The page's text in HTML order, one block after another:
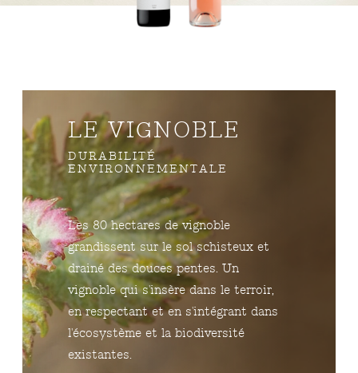
LE VIGNOBLE
DURABILITÉ
ENVIRONNEMENTALE
Les 80 hectares de vignoble
grandissent sur le sol schisteux et
drainé des douces pentes. Un
vignoble qui s'insère dans le terroir,
en respectant et en s'intégrant dans
l'écosystème et la biodiversité
existantes.